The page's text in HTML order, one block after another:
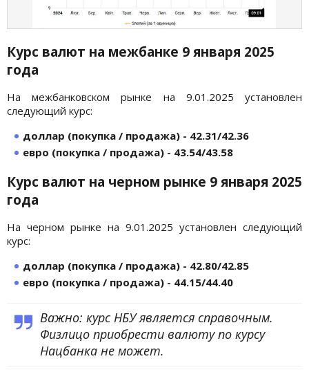
Курс валют на межбанке 9 января 2025
года
На межбанковском рынке на 9.01.2025 установлен
следующий курс:
доллар (покупка / продажа) - 42.31/42.36
евро (покупка / продажа) - 43.54/43.58
Курс валют на черном рынке 9 января 2025
года
На черном рынке на 9.01.2025 установлен следующий
курс:
доллар (покупка / продажа) - 42.80/42.85
евро (покупка / продажа) - 44.15/44.40
Важно: курс НБУ является справочным.
Физлицо приобрести валюту по курсу
Нацбанка не может.